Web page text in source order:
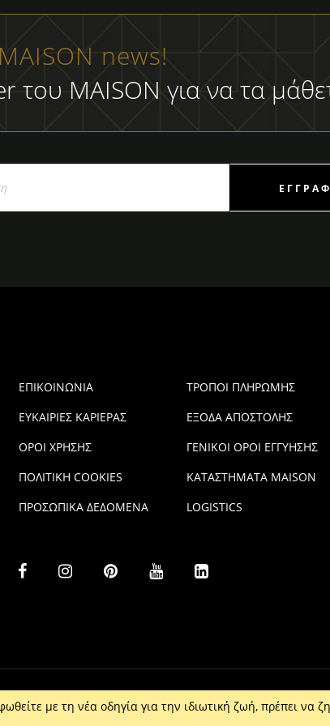
MAISON news!
του MAISON για να τα
ΕΠΙΚΟΙΝΩΝΙΑ
ΕΥΚΑΙΡΙΕΣ ΚΑΡΙΕΡΑΣ
ΟΡΟΙ ΧΡΗΣΗΣ
ΠΟΛΙΤΙΚΗ COOKIES
ΠΡΟΣΩΠΙΚΑ ΔΕΔΟΜΕΝΑ
ΤΡΟΠΟΙ ΠΛΗΡΩΜΗΣ
ΕΞΟΔΑ ΑΠΟΣΤΟΛΗΣ
ΓΕΝΙΚΟΙ ΟΡΟΙ ΕΓΓΥΗΣΗΣ
ΚΑΤΑΣΤΗΜΑΤΑ MAISON
LOGISTICS
με τη νέα οδηγία για την ιδιωτική ζωή, πρέπει να